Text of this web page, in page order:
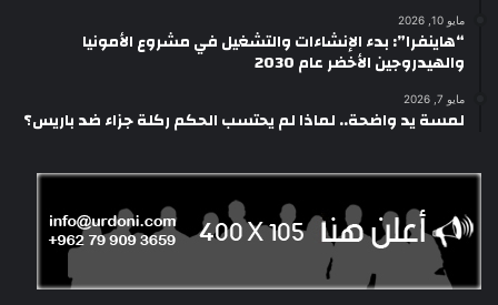
مايو 10, 2026
“هاينفرا”: بدء الإنشاءات والتشغيل في مشروع الأمونيا
والهيدروجين الأخضر عام 2030
مايو 7, 2026
لمسة يد واضحة.. لماذا لم يحتسب الحكم ركلة جزاء ضد باريس؟